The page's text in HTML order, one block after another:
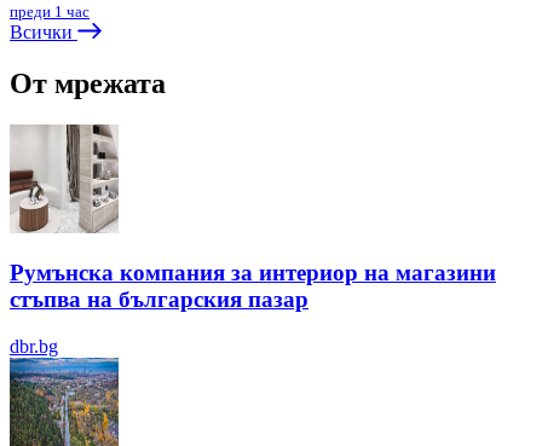
преди 1 час
Всички
От мрежата
Румънска компания за интериор на магазини
стъпва на българския пазар
dbr.bg